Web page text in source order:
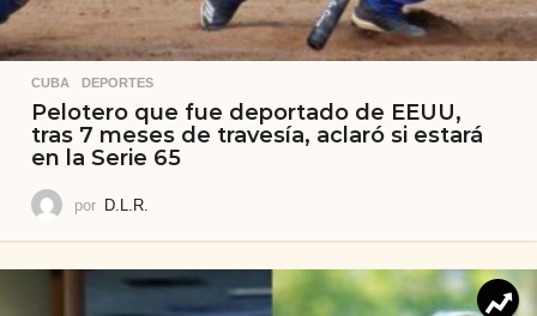
CUBA ,DEPORTES
Pelotero que fue deportado de EEUU,
tras 7 meses de travesía, aclaró si estará
en la Serie 65
por D.L.R.